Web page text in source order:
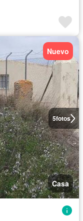
5fotos
Nuevo
Casa